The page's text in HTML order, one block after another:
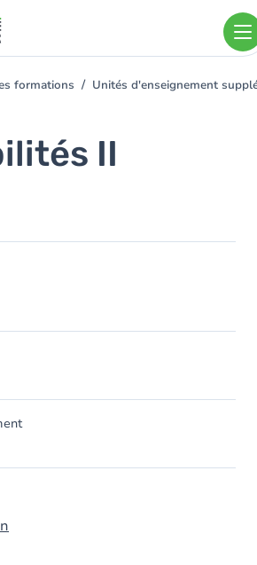
formations Unités d'enseignement
II